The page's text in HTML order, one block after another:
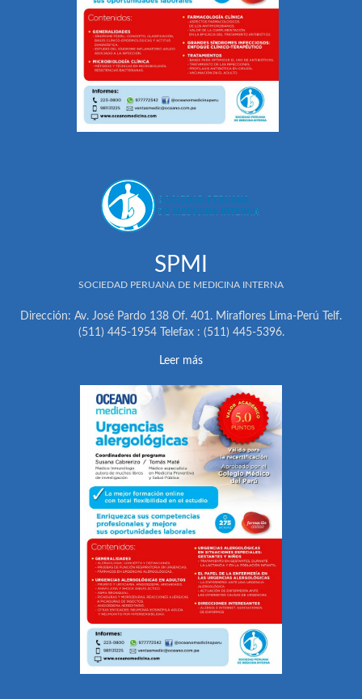
SPMI
SOCIEDAD PERUANA DE MEDICINA INTERNA
Dirección: Av. José Pardo 138 Of. 401. Miraflores Lima-Perú Telf.
(511) 445-1954 Telefax : (511) 445-5396.
Leer más